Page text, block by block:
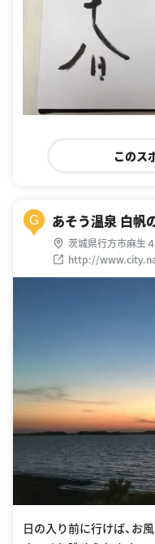
このス
G あそう温泉 白帆
茨城県行方市麻生
http://
code=590
日の入り前に行けば、お